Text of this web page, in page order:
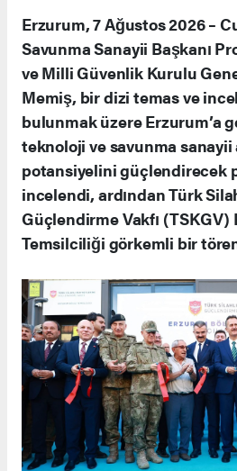
Erzurum, 7 Ağustos 2026 –
Savunma Sanayii Başkanı
ve Milli Güvenlik Kurulu
Memiş, bir dizi temas ve
bulunmak üzere Erzurum’a
teknoloji ve savunma sanayii
potansiyelini güçlendirecek
incelendi, ardından Türk
Güçlendirme Vakfı
Temsilciliği görkemli bir